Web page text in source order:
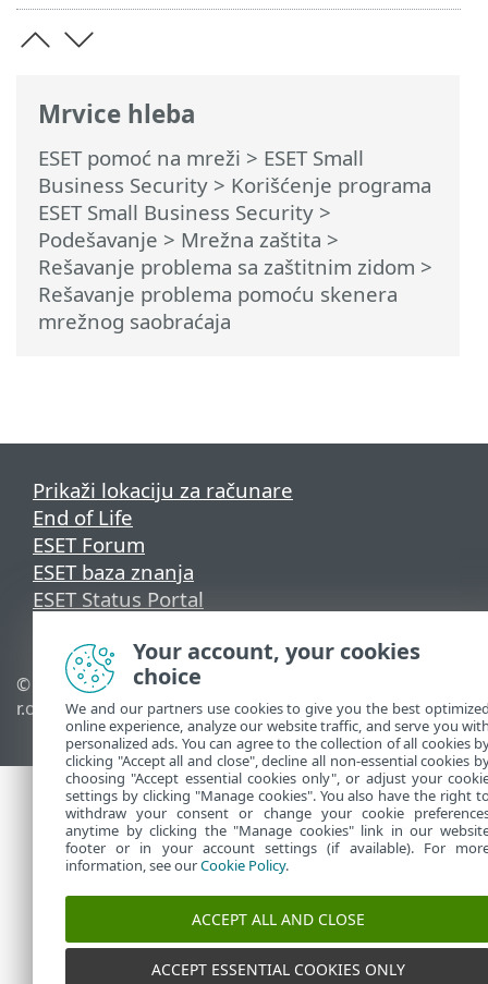
Mrvice hleba
ESET pomoć na mreži > ESET Small
Business Security > Korišćenje programa
ESET Small Business Security >
Podešavanje > Mrežna zaštita >
Rešavanje problema sa zaštitnim zidom >
Rešavanje problema pomoću skenera
mrežnog saobraćaja
Prikaži lokaciju za računare
End of Life
ESET Forum
ESET baza znanja
ESET Status Portal
© 1992 - 2026 ESET, spol. s
r.o. - Sva prava zadržana.
Smernice u vezi sa
kolačićima
Your account, your cookies
choice
We and our partners use cookies to give you the best
online experience, analyze our website traffic, and serve you
personalized ads. You can agree to the collection of all cookies
clicking "Accept all and close", decline all non-essential cookies
choosing "Accept essential cookies only", or adjust your
settings by clicking "Manage cookies". You also have the right
withdraw your consent or change your cookie
anytime by clicking the "Manage cookies" link in our
footer or in your account settings (if available). For
information, see ourCookie Policy.
ACCEPT ALL AND CLOSE
ACCEPT ESSENTIAL COOKIES ONLY